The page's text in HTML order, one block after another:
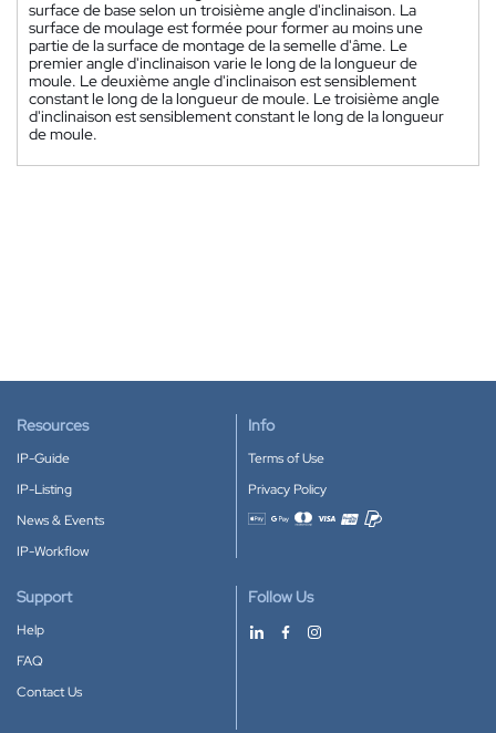
surface de base selon un troisième angle d'inclinaison. La
surface de moulage est formée pour former au moins une
partie de la surface de montage de la semelle d'âme. Le
premier angle d'inclinaison varie le long de la longueur de
moule. Le deuxième angle d'inclinaison est sensiblement
constant le long de la longueur de moule. Le troisième angle
d'inclinaison est sensiblement constant le long de la longueur
de moule.
Resources
IP-Guide
IP-Listing
News & Events
IP-Workflow
Info
Terms of Use
Privacy Policy
Accepted payment methods
Support
Help
FAQ
Contact Us
Follow Us